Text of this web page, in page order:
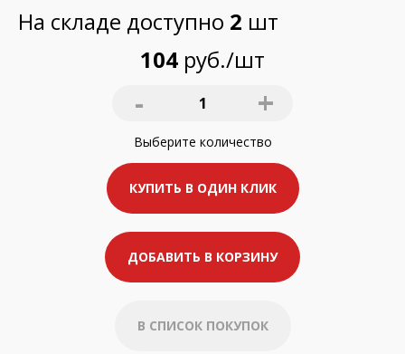
На складе доступно 2 шт
104 руб./шт
- 1 +
Выберите количество
КУПИТЬ В ОДИН КЛИК
ДОБАВИТЬ В КОРЗИНУ
В СПИСОК ПОКУПОК